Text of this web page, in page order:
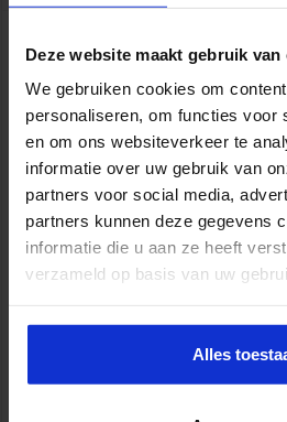
Deze website maakt gebruik van
We gebruiken cookies om
personaliseren, om functies voor
en om ons websiteverkeer te
informatie over uw gebruik van
partners voor social media,
partners kunnen deze gegevens
informatie die u aan ze heeft
verzameld op basis van uw
Alles
Soevereinenbeweging
10 april 2024 Openbare
Mensen die zich soeverein verklaren,